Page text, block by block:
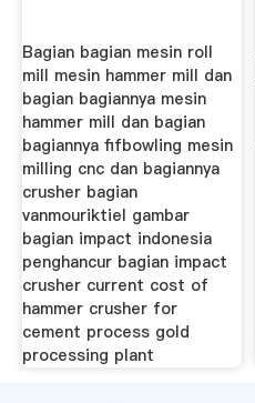
Bagian bagian mesin roll
mill mesin hammer mill dan
bagian bagiannya mesin
hammer mill dan bagian
bagiannya fifbowling mesin
milling cnc dan bagiannya
crusher bagian
vanmouriktiel gambar
bagian impact indonesia
penghancur bagian impact
crusher current cost of
hammer crusher for
cement process gold
processing plant